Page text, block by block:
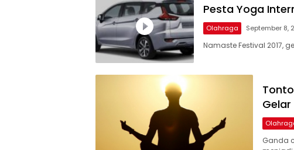
Pesta Yoga
Olahraga September 8,
Namaste Festival 2017,
Ganda